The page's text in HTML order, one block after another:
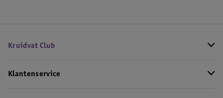
Kruidvat Club
Klantenservice